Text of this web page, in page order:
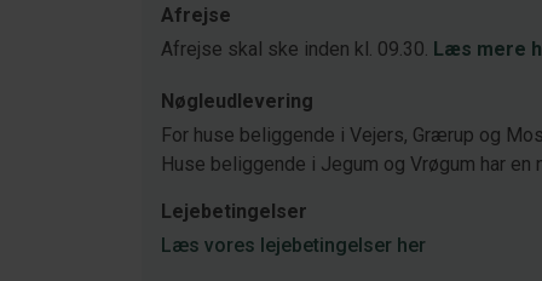
Afrejse
Afrejse skal ske inden kl. 09.30. Læs mere
Nøgleudlevering
For huse beliggende i Vejers, Grærup og
Huse beliggende i Jegum og Vrøgum har
Lejebetingelser
Læs vores lejebetingelser her